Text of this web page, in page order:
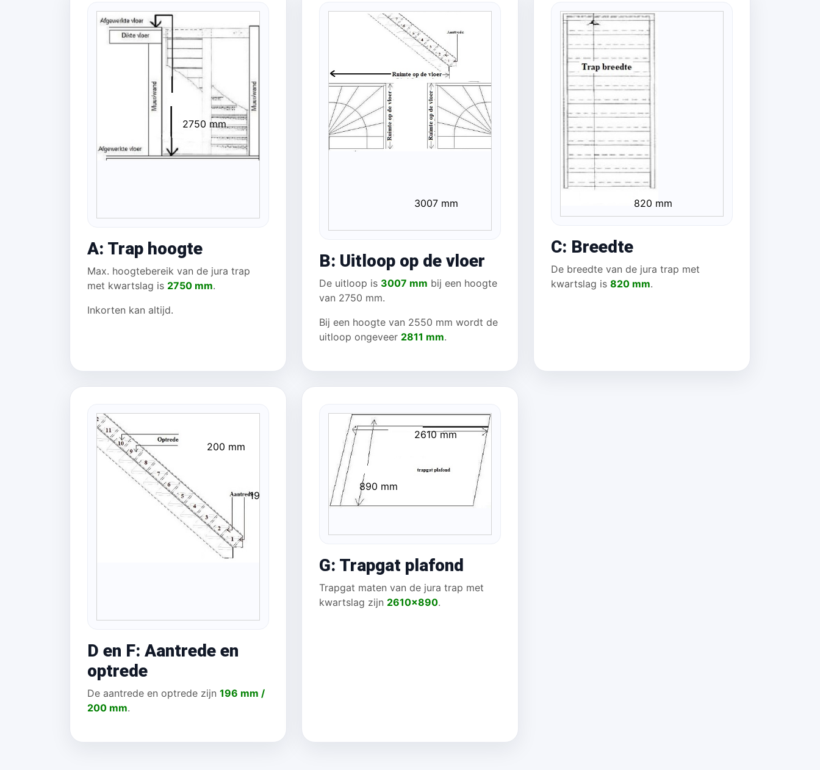
2750 mm
A: Trap hoogte
Max. hoogtebereik van de jura trap
met kwartslag is 2750 mm.
Inkorten kan altijd.
3007 mm
B: Uitloop op de vloer
De uitloop is 3007 mm bij een hoogte
van 2750 mm.
Bij een hoogte van 2550 mm wordt de
uitloop ongeveer 2811 mm.
820 mm
C: Breedte
De breedte van de jura trap met
kwartslag is 820 mm.
200 mm
196 mm
D en F: Aantrede en
optrede
De aantrede en optrede zijn 196 mm /
200 mm.
2610 mm
890 mm
G: Trapgat plafond
Trapgat maten van de jura trap met
kwartslag zijn 2610x890.